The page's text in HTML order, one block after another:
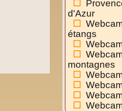
d'Azur
étangs
montagnes